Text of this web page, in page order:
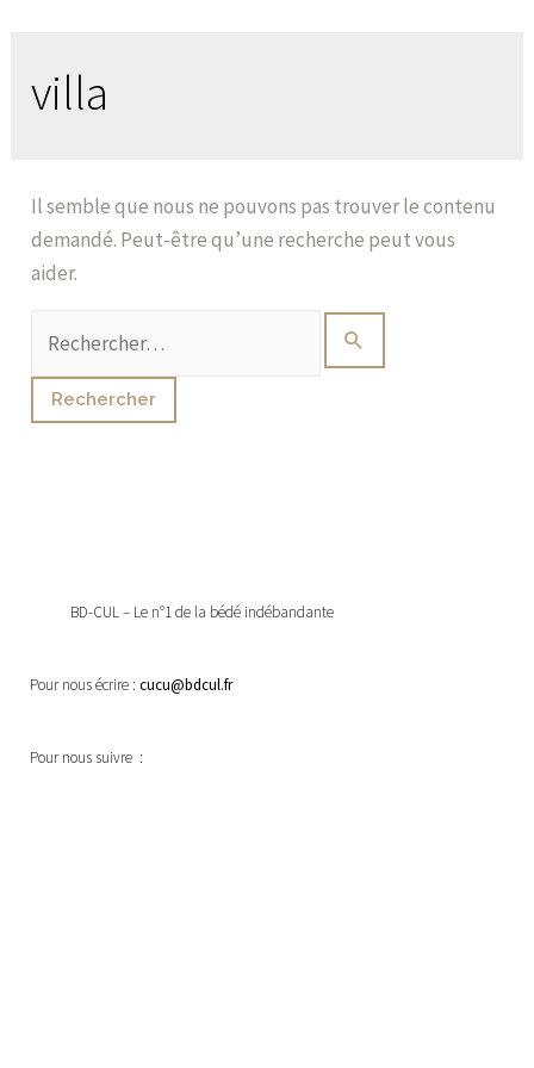
villa
Il semble que nous ne pouvons pas trouver le contenu
demandé. Peut-être qu’une recherche peut vous
aider.
BD-CUL – Le n°1 de la bédé indébandante
Pour nous écrire : cucu@bdcul.fr
Pour nous suivre :